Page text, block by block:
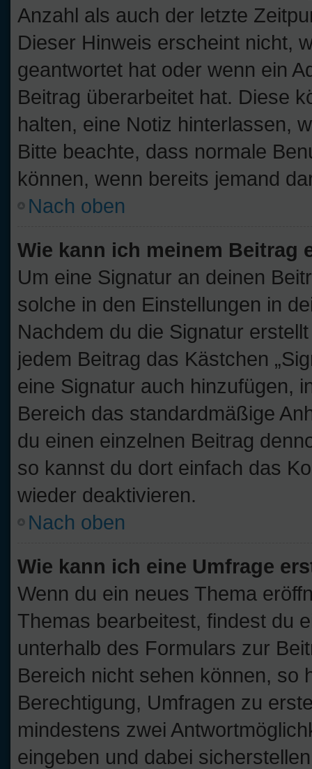
Anzahl als auch der letzte
Dieser Hinweis erscheint nicht,
geantwortet hat oder wenn ein
Beitrag überarbeitet hat. Diese
halten, eine Notiz hinterlassen,
Bitte beachte, dass normale
können, wenn bereits jemand
Nach oben
Wie kann ich meinem Beitrag
Um eine Signatur an deinen
solche in den Einstellungen in
Nachdem du die Signatur
jedem Beitrag das Kästchen
eine Signatur auch hinzufügen,
Bereich das standardmäßige
du einen einzelnen Beitrag
so kannst du dort einfach das
wieder deaktivieren.
Nach oben
Wie kann ich eine Umfrage
Wenn du ein neues Thema
Themas bearbeitest, findest du
unterhalb des Formulars zur
Bereich nicht sehen können, so
Berechtigung, Umfragen zu
mindestens zwei
eingeben und dabei